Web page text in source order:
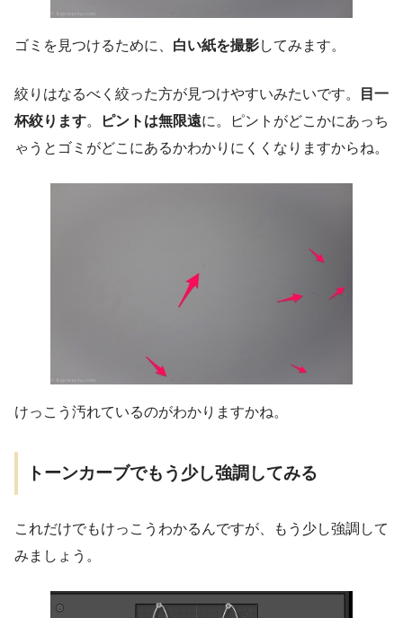
ゴミを見つけるために、 白い紙を撮影してみます。
絞りはなるべく絞った方が見つけやすいみたいです。
目一
杯絞ります。 ピントは無限遠に。ピントがどこかにあっち
ゃうとゴミがどこにあるかわかりにくくなりますからね。
けっこう汚れているのがわかりますかね。
トーンカーブでもう少し強調してみる
これだけでもけっこうわかるんですが、もう少し強調して
みましょう。